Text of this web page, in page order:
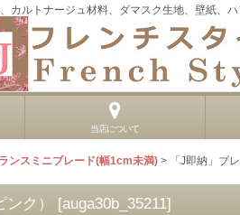
カルトナージュ材料、ダマスク生地、壁紙、
当店について
ンスミニブレード(幅1cm未満) > 「J即納」ブ
ク） [auga30b_35211]